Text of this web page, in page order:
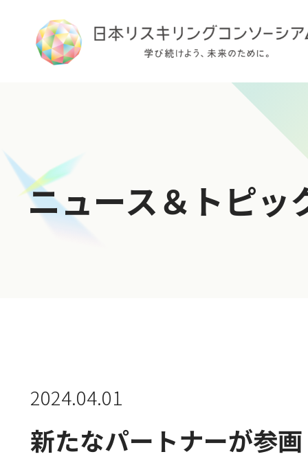
ログイン
団体会員・団体受講機能とは
ニュース＆トピッ
2024.04.01
新たなパートナーが参